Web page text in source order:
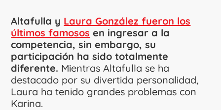
Altafulla y Laura González fueron los
últimos famosos en ingresar a la
competencia, sin embargo, su
participación ha sido totalmente
diferente. Mientras Altafulla se ha
destacado por su divertida personalidad,
Laura ha tenido grandes problemas con
Karina.